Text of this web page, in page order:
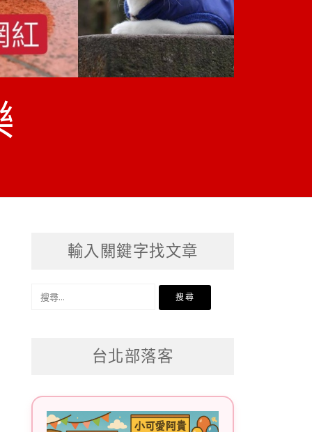
輸入關鍵字找文章
搜
台北部落客